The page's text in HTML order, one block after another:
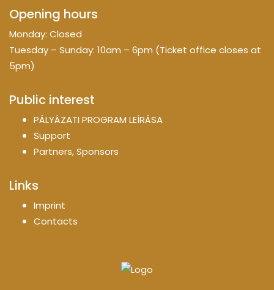
Opening hours
Monday: Closed
Tuesday – Sunday: 10am – 6pm (Ticket office closes at
5pm)
Public interest
PÁLYÁZATI PROGRAM LEÍRÁSA
Support
Partners, Sponsors
Links
Imprint
Contacts